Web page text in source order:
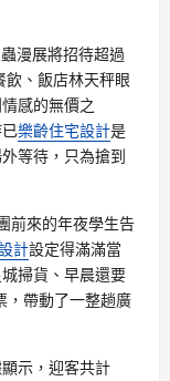
漫展將招待超過
、飯店林天秤眼
感的無價之
樂齡住宅設計是
等待，只為搶到
前來的年夜學生告
計設定得滿滿當
掃貨、早晨還要
，帶動了一整趟廣
示，迎客共計